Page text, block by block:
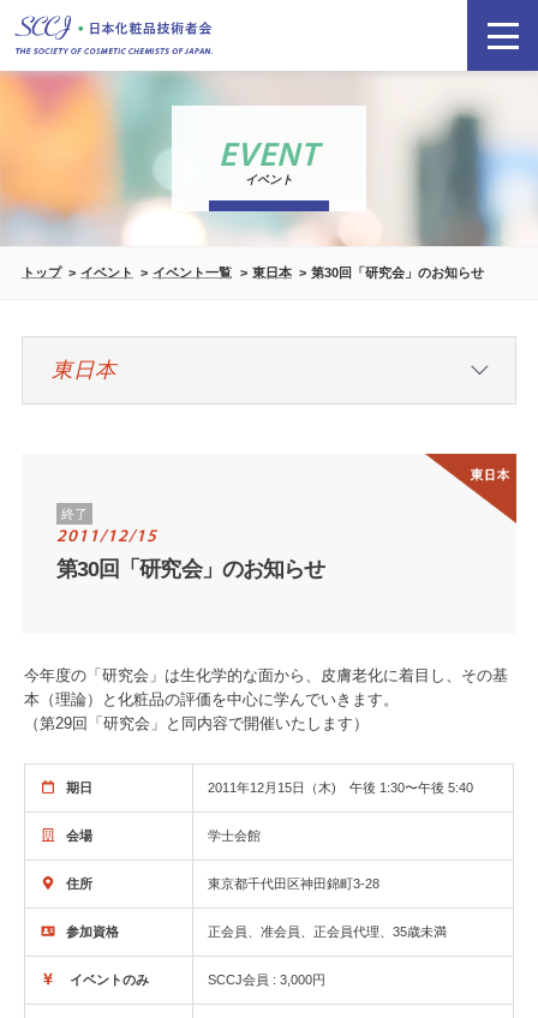
EVENT
イベント
トップ イベント イベント一覧 東日本 第30回「研究会」のお知らせ
終了
2011/12/15
第30回「研究会」のお知らせ
今年度の「研究会」は生化学的な面から、皮膚老化に着目し、その基
本（理論）と化粧品の評価を中心に学んでいきます。
（第29回「研究会」と同内容で開催いたします）
期日 2011年12月15日（木) 午後 1:30〜午後 5:40
会場 学士会館
住所 東京都千代田区神田錦町3-28
参加資格 正会員、准会員、正会員代理、35歳未満
イベントのみ SCCJ会員 : 3,000円